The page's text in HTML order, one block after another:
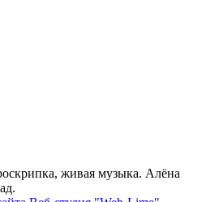
живая музыка. Алёна